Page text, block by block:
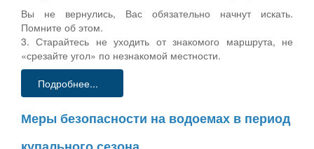
Вы не вернулись, Вас обязательно начнут искать.
Помните об этом.
3. Старайтесь не уходить от знакомого маршрута, не
«срезайте угол» по незнакомой местности.
Подробнее...
Меры безопасности на водоемах в период